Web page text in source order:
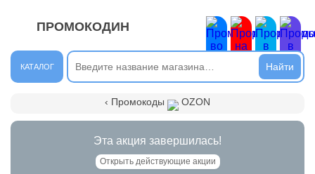
ПРОМОКОДИН
КАТАЛОГ
‹ Промокоды OZON
Эта акция завершилась!
Открыть действующие акции
Новые сообщения ЗАКРЫТЬ
Подписывайтесь на нашу группу во ВКонтакте. Там вы
Открыть полностью